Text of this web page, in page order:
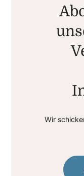
Wir